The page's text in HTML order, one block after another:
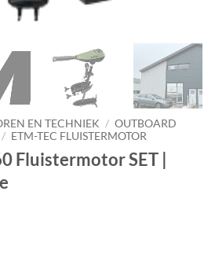
EN TECHNIEK / OUTBOARD
/ ETM-TEC FLUISTERMOTOR
Fluistermotor SET |